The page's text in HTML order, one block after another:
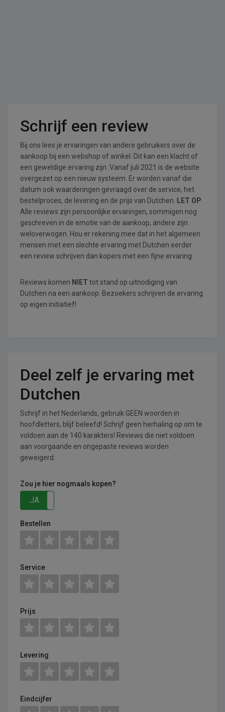
Schrijf een review
Bij ons lees je ervaringen van andere gebruikers over de
aankoop bij een webshop of winkel. Dit kan een klacht of
een geweldige ervaring zijn. Vanaf juli 2021 is de website
overgezet op een nieuw systeem. Er worden vanaf die
datum ook waarderingen gevraagd over de service, het
bestelproces, de levering en de prijs van Dutchen.
LET OP
Alle reviews zijn persoonlijke ervaringen, sommigen nog
geschreven in de emotie van de aankoop, andere zijn
weloverwogen. Hou er rekening mee dat in het algemeen
mensen met een slechte ervaring met Dutchen eerder
een review schrijven dan kopers met een fijne ervaring.
Reviews komen NIET tot stand op uitnodiging van
Dutchen na een aankoop. Bezoekers schrijven de ervaring
op eigen initiatief!
Deel zelf je ervaring met
Dutchen
Schrijf in het Nederlands, gebruik GEEN woorden in
hoofdletters, blijf beleefd! Schrijf geen herhaling op om te
voldoen aan de 140 karakters! Reviews die niet voldoen
aan voorgaande en ongepaste reviews worden
geweigerd.
Zou je hier nogmaals kopen?
JA
Bestellen
Service
Prijs
Levering
Eindcijfer